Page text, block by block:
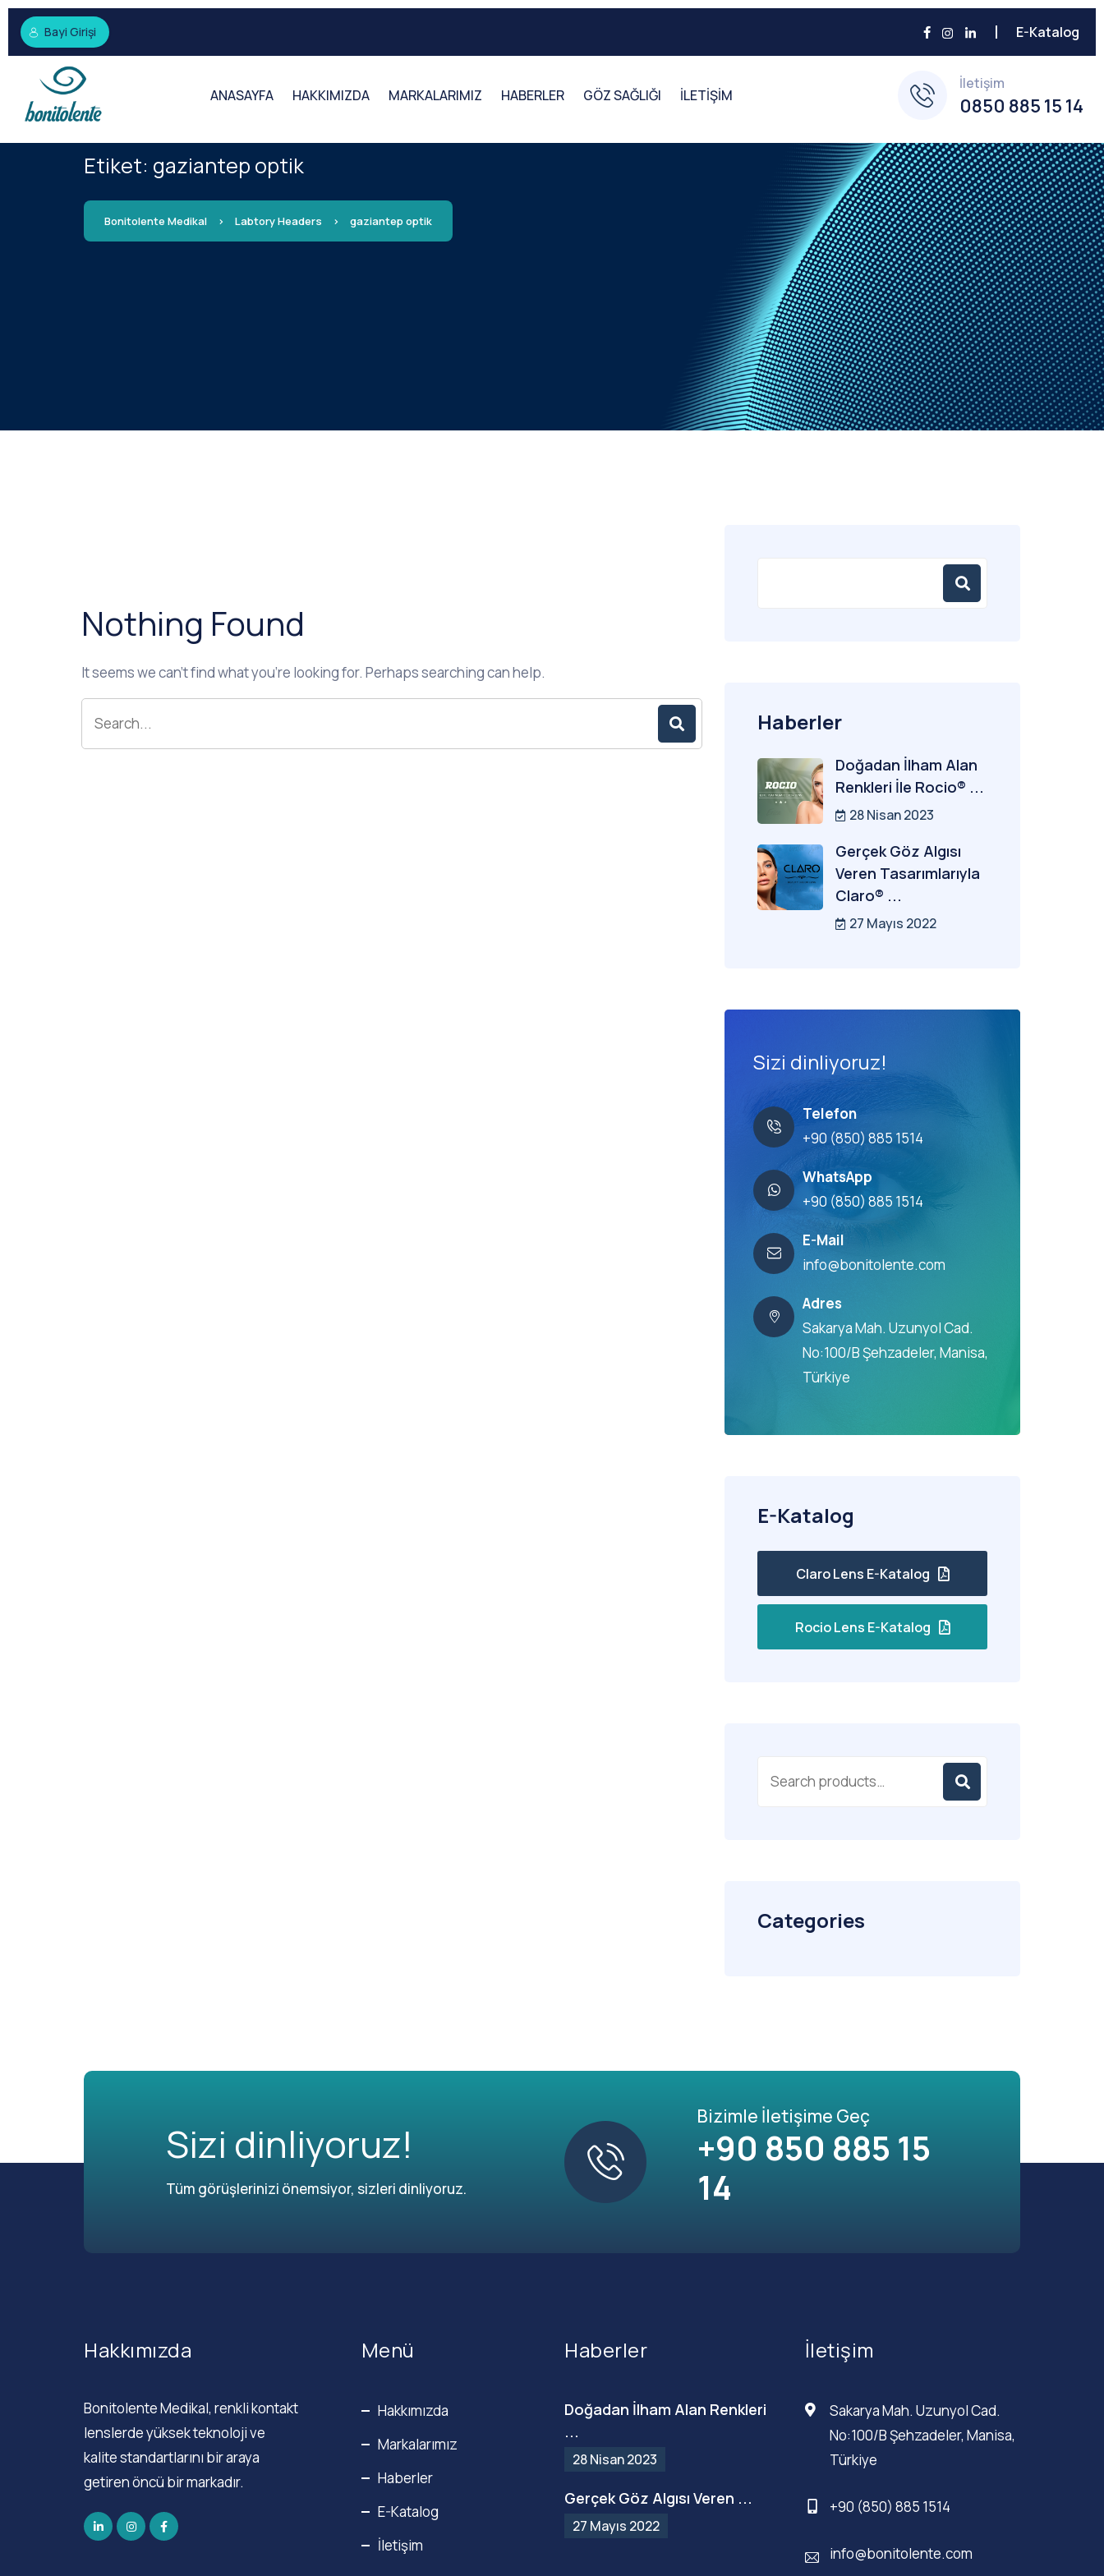
Bayi Girişi E-Katalog
ANASAYFA HAKKIMIZDA MARKALARIMIZ HABERLER GÖZ SAĞLIĞI İLETİŞİM
İletişim
0850 885 15 14
Etiket: gaziantep optik
Bonitolente Medikal > Labtory Headers > gaziantep optik
Nothing Found
It seems we can’t find what you’re looking for. Perhaps searching can help.
Haberler
Doğadan İlham Alan
Renkleri İle Rocio® ...
28 Nisan 2023
Gerçek Göz Algısı
Veren Tasarımlarıyla
Claro® ...
27 Mayıs 2022
Sizi dinliyoruz!
Telefon
+90 (850) 885 1514
WhatsApp
+90 (850) 885 1514
E-Mail
info@bonitolente.com
Adres
Sakarya Mah. Uzunyol Cad.
No:100/B Şehzadeler, Manisa,
Türkiye
E-Katalog
Claro Lens E-Katalog
Rocio Lens E-Katalog
Categories
Sizi dinliyoruz!
Tüm görüşlerinizi önemsiyor, sizleri dinliyoruz.
Bizimle İletişime Geç
+90 850 885 15
14
Hakkımızda
Bonitolente Medikal, renkli kontakt
lenslerde yüksek teknoloji ve
kalite standartlarını bir araya
getiren öncü bir markadır.
Menü
Hakkımızda
Markalarımız
Haberler
E-Katalog
İletişim
Haberler
Doğadan İlham Alan Renkleri
...
28 Nisan 2023
Gerçek Göz Algısı Veren ...
27 Mayıs 2022
İletişim
Sakarya Mah. Uzunyol Cad.
No:100/B Şehzadeler, Manisa,
Türkiye
+90 (850) 885 1514
info@bonitolente.com